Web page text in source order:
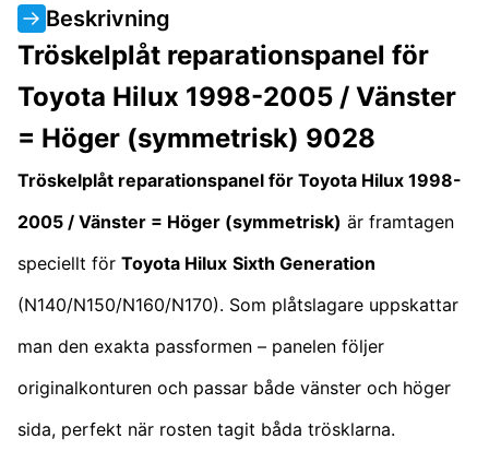
Beskrivning
Tröskelplåt reparationspanel för
Toyota Hilux 1998-2005 / Vänster
= Höger (symmetrisk) 9028
Tröskelplåt reparationspanel för Toyota Hilux 1998-
2005 / Vänster = Höger (symmetrisk) är framtagen
speciellt för Toyota Hilux Sixth Generation
(N140/N150/N160/N170). Som plåtslagare uppskattar
man den exakta passformen – panelen följer
originalkonturen och passar både vänster och höger
sida, perfekt när rosten tagit båda trösklarna.